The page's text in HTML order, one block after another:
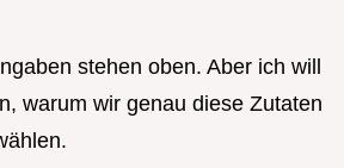
stehen oben. Aber ich will
warum wir genau diese Zutaten